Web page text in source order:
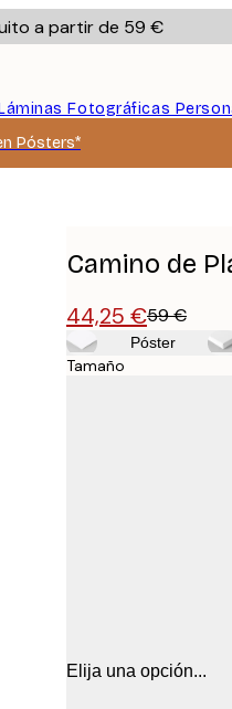
a partir de 59 €
Fotográficas
Pósters*
Camino de
44,25 €59 €
Póster
Tamaño
Elija una opción...